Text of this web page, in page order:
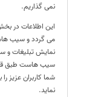
نمی گذاریم.
این اطلاعات در
می گردد و سیب
نمایش تبلیغات و
سیب هاست طبق
شما کاربران عزیز
نماید.